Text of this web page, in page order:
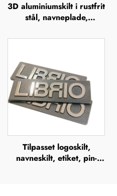
3D aluminiumskilt i rustfrit
stål, navneplade,
metallogo, navneplader
Tilpasset logoskilt,
navneskilt, etiket, pin-